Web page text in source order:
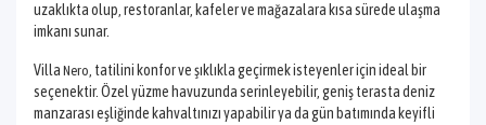
uzaklıkta olup, restoranlar, kafeler ve mağazalara kısa sürede ulaşma
imkanı sunar.
Villa Nero, tatilini konfor ve şıklıkla geçirmek isteyenler için ideal bir
seçenektir. Özel yüzme havuzunda serinleyebilir, geniş terasta deniz
manzarası eşliğinde kahvaltınızı yapabilir ya da gün batımında keyifli